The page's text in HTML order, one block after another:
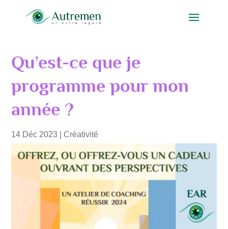
Qu’est-ce que je
programme pour mon
année ?
14 Déc 2023 Créativité